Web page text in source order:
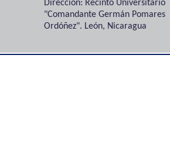
Dirección: Recinto Universitario
"Comandante Germán Pomares
Ordóñez". León, Nicaragua